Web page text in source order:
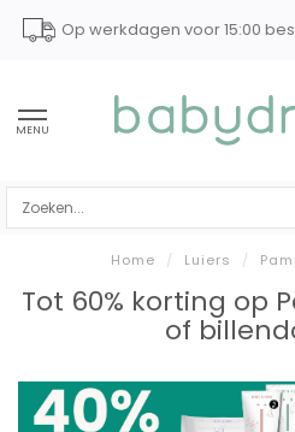
Op werkdagen voor 15:00
MENU
Home / Luiers /
Tot 60% korting op
of